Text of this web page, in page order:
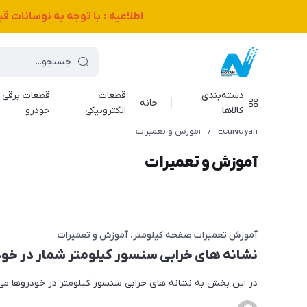
اطلاعیه : با توجه به
دسته‌بندی
کالاها
خانه
قطعات
الکترونیکی
قطعات برقی
خودرو
EcuNoyan
/ آموزش و تعمیرات
آموزش و تعمیرات
آموزش تعمیرات صفحه کیلومتر آموزش و تعمیرات
نشانه های خرابی سنسور کیلومتر شمار در
در این بخش به نشانه های خرابی سنسور کیلومتر در خودروها می